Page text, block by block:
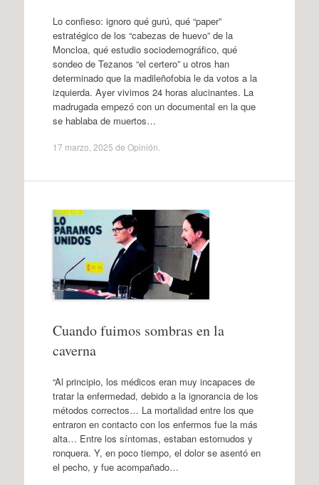
Lo confieso: ignoro qué gurú, qué “paper”
estratégico de los “cabezas de huevo” de la
Moncloa, qué estudio sociodemográfico, qué
sondeo de Tezanos “el certero” u otros han
determinado que la madileñofobia le da votos a la
izquierda. Ayer vivimos 24 horas alucinantes. La
madrugada empezó con un documental en la que
se hablaba de muertos…
17 marzo, 2025 de Opinión
Cuando fuimos sombras en la
caverna
“Al principio, los médicos eran muy incapaces de
tratar la enfermedad, debido a la ignorancia de los
métodos correctos… La mortalidad entre los que
entraron en contacto con los enfermos fue la más
alta… Entre los síntomas, estaban estornudos y
ronquera. Y, en poco tiempo, el dolor se asentó en
el pecho, y fue acompañado…